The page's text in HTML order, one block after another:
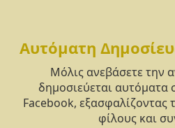
Αυτόματη
Μόλις ανεβάσετε την
δημοσιεύεται αυτόματα
Facebook, εξασφαλίζοντας
φίλους και